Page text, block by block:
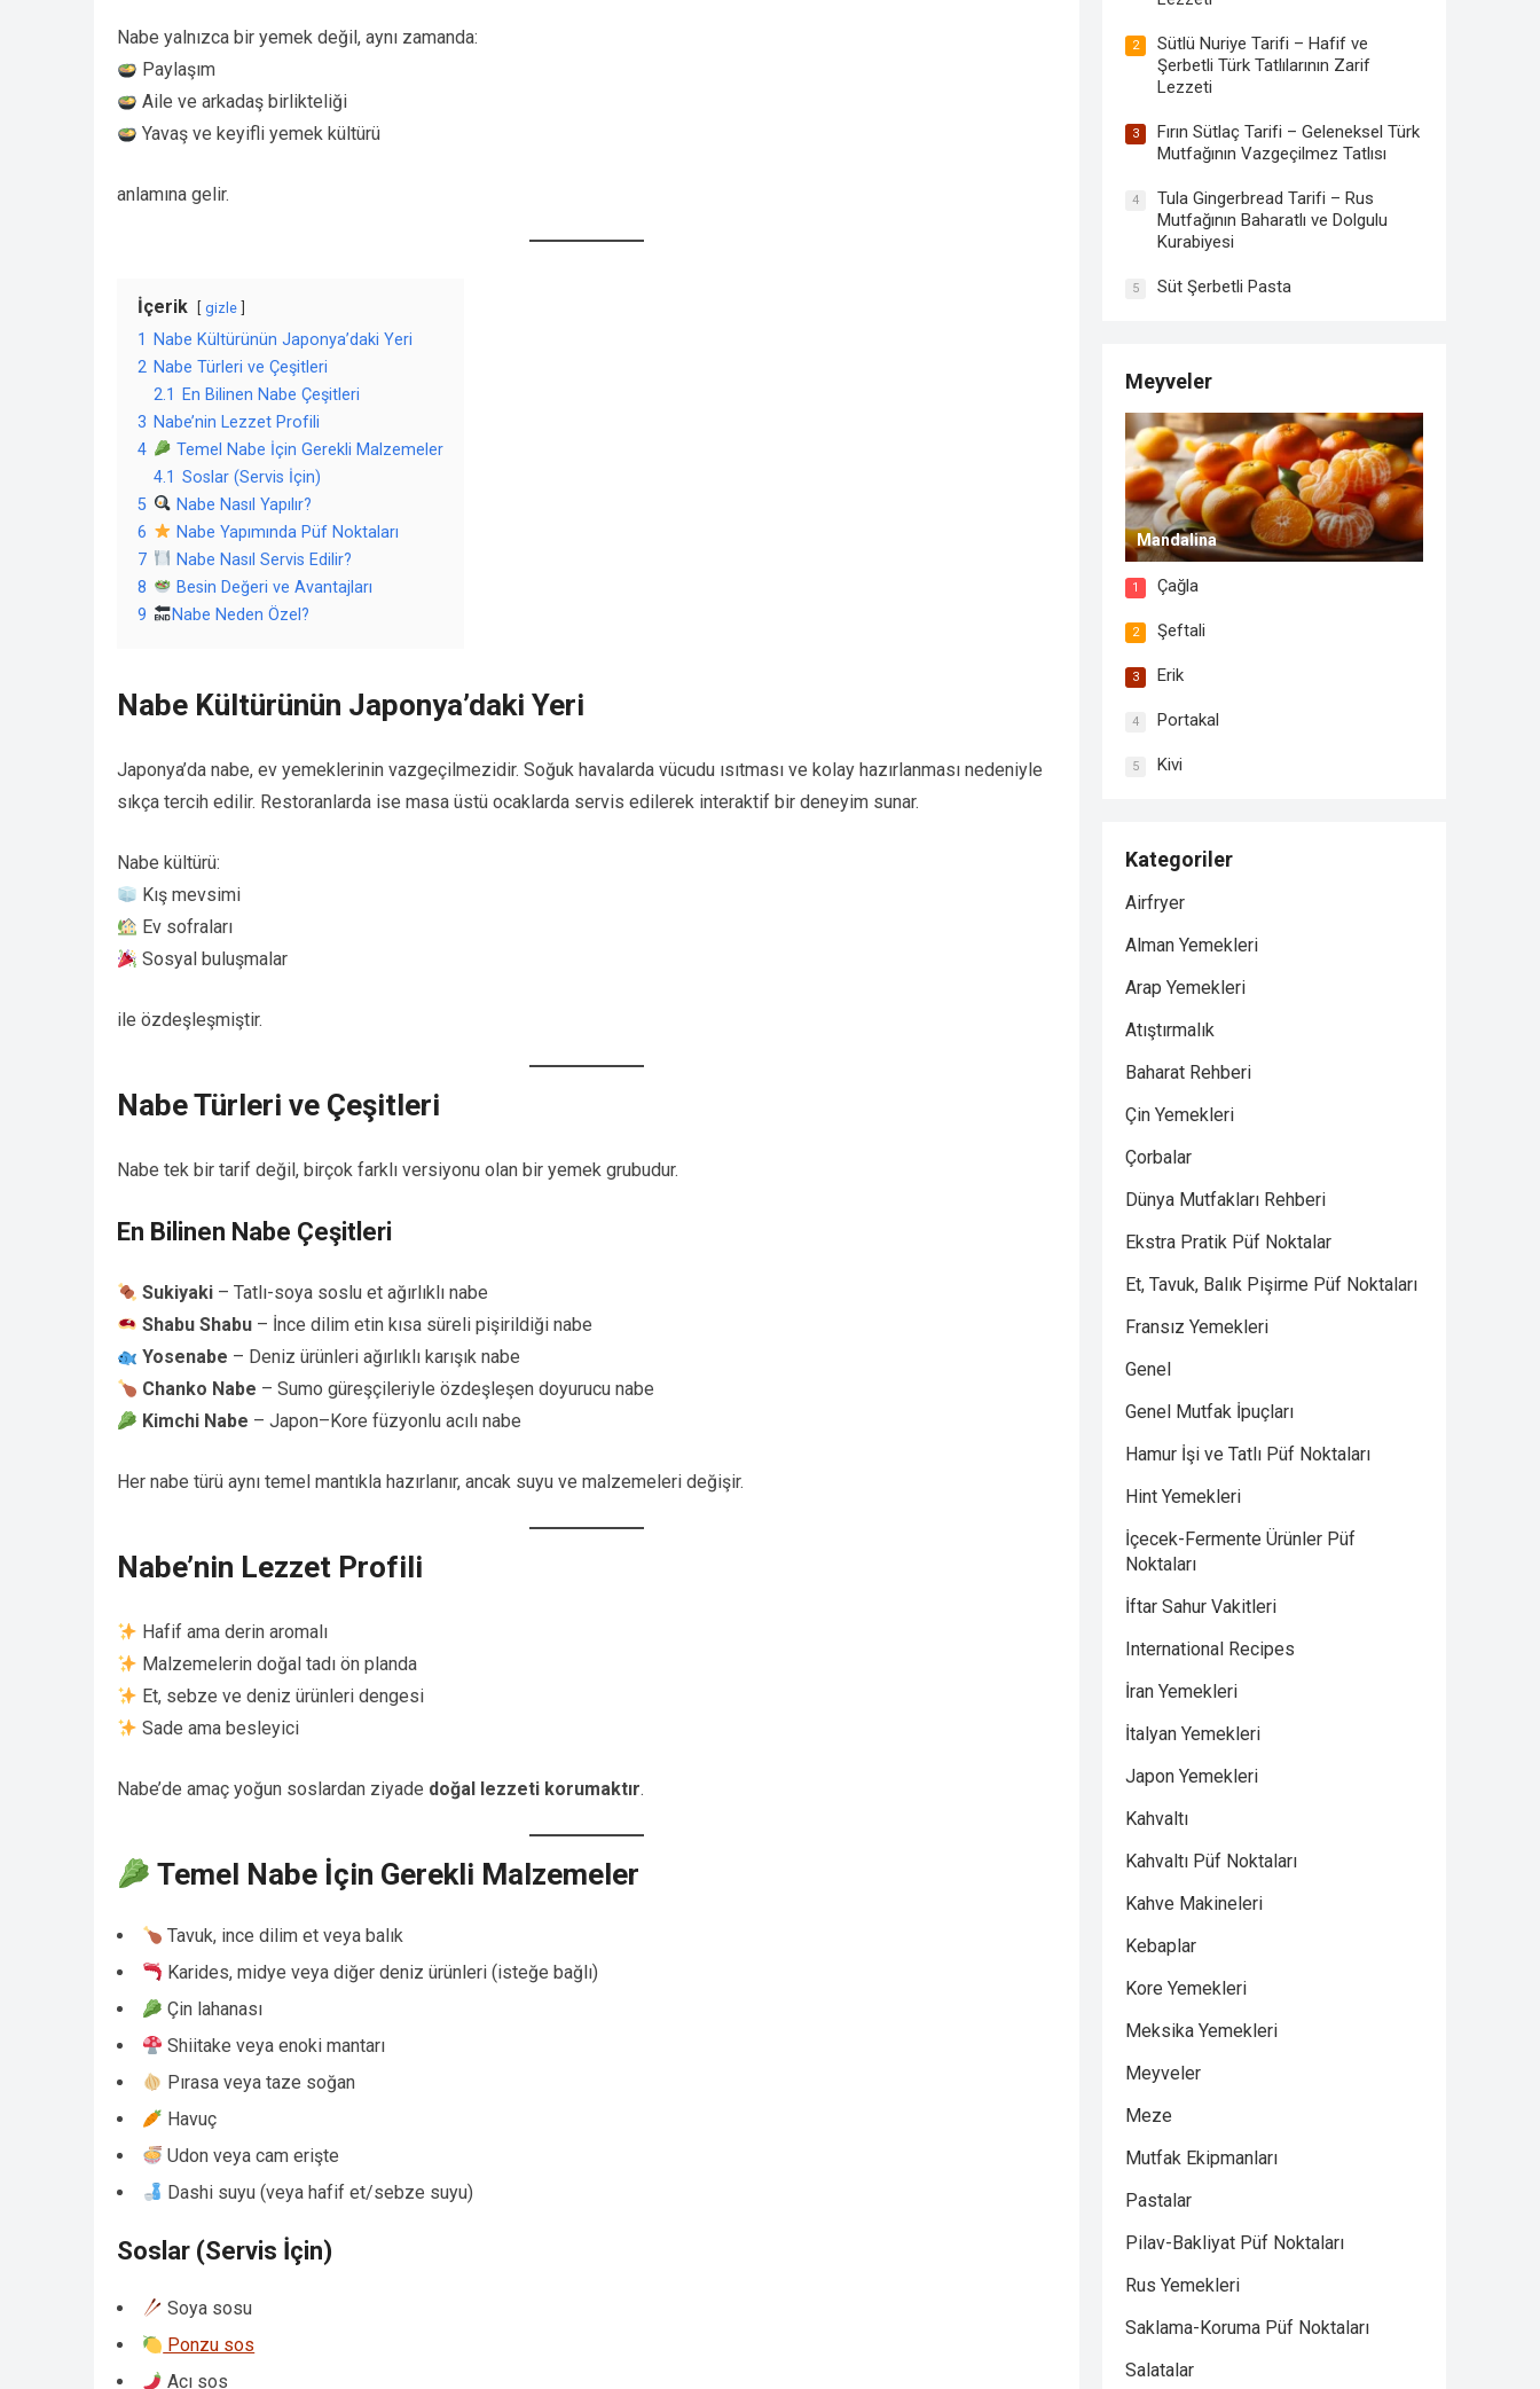
Nabe yalnızca bir yemek değil, aynı zamanda:
Paylaşım
Aile ve arkadaş birlikteliği
Yavaş ve keyifli yemek kültürü
anlamına gelir.
İçerik gizle
1
Nabe Kültürünün Japonya’daki Yeri
2 Nabe Türleri ve Çeşitleri
2.1
En Bilinen Nabe Çeşitleri
3 Nabe’nin Lezzet Profili
4
Temel Nabe İçin Gerekli Malzemeler
4.1 Soslar (Servis İçin)
5
Nabe Nasıl Yapılır?
6
Nabe Yapımında Püf Noktaları
7
Nabe Nasıl Servis Edilir?
8
Besin Değeri ve Avantajları
9
Nabe Neden Özel?
Nabe Kültürünün Japonya’daki Yeri
Japonya’da nabe, ev yemeklerinin vazgeçilmezidir. Soğuk havalarda vücudu ısıtması ve kolay hazırlanması nedeniyle
sıkça tercih edilir. Restoranlarda ise masa üstü ocaklarda servis edilerek interaktif bir deneyim sunar.
Nabe kültürü:
Kış mevsimi
Ev sofraları
Sosyal buluşmalar
ile özdeşleşmiştir.
Nabe Türleri ve Çeşitleri
Nabe tek bir tarif değil, birçok farklı versiyonu olan bir yemek grubudur.
En Bilinen Nabe Çeşitleri
Sukiyaki – Tatlı-soya soslu et ağırlıklı nabe
Shabu Shabu – İnce dilim etin kısa süreli pişirildiği nabe
Yosenabe – Deniz ürünleri ağırlıklı karışık nabe
Chanko Nabe – Sumo güreşçileriyle özdeşleşen doyurucu nabe
Kimchi Nabe – Japon–Kore füzyonlu acılı nabe
Her nabe türü aynı temel mantıkla hazırlanır, ancak suyu ve malzemeleri değişir.
Nabe’nin Lezzet Profili
Hafif ama derin aromalı
Malzemelerin doğal tadı ön planda
Et, sebze ve deniz ürünleri dengesi
Sade ama besleyici
Nabe’de amaç yoğun soslardan ziyade doğal lezzeti korumaktır.
Temel Nabe İçin Gerekli Malzemeler
Tavuk, ince dilim et veya balık
Karides, midye veya diğer deniz ürünleri (isteğe bağlı)
Çin lahanası
Shiitake veya enoki mantarı
Pırasa veya taze soğan
Havuç
Udon veya cam erişte
Dashi suyu (veya hafif et/sebze suyu)
Soslar (Servis İçin)
Soya sosu
Ponzu sos
Acı sos
2
Sütlü Nuriye Tarifi – Hafif ve
Şerbetli Türk Tatlılarının Zarif
Lezzeti
3
Fırın Sütlaç Tarifi – Geleneksel Türk
Mutfağının Vazgeçilmez Tatlısı
4
Tula Gingerbread Tarifi – Rus
Mutfağının Baharatlı ve Dolgulu
Kurabiyesi
5 Süt Şerbetli Pasta
Meyveler
Mandalina
1 Çağla
2 Şeftali
3 Erik
4 Portakal
5 Kivi
Kategoriler
Airfryer
Alman Yemekleri
Arap Yemekleri
Atıştırmalık
Baharat Rehberi
Çin Yemekleri
Çorbalar
Dünya Mutfakları Rehberi
Ekstra Pratik Püf Noktalar
Et, Tavuk, Balık Pişirme Püf Noktaları
Fransız Yemekleri
Genel
Genel Mutfak İpuçları
Hamur İşi ve Tatlı Püf Noktaları
Hint Yemekleri
İçecek-Fermente Ürünler Püf
Noktaları
İftar Sahur Vakitleri
International Recipes
İran Yemekleri
İtalyan Yemekleri
Japon Yemekleri
Kahvaltı
Kahvaltı Püf Noktaları
Kahve Makineleri
Kebaplar
Kore Yemekleri
Meksika Yemekleri
Meyveler
Meze
Mutfak Ekipmanları
Pastalar
Pilav-Bakliyat Püf Noktaları
Rus Yemekleri
Saklama-Koruma Püf Noktaları
Salatalar